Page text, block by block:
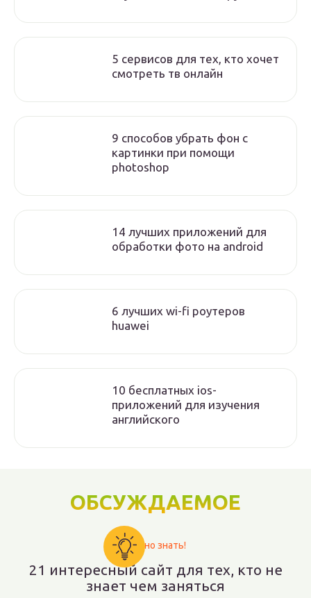
5 сервисов для тех, кто хочет
смотреть тв онлайн
9 способов убрать фон с
картинки при помощи
photoshop
14 лучших приложений для
обработки фото на android
6 лучших wi-fi роутеров
huawei
10 бесплатных ios-
приложений для изучения
английского
ОБСУЖДАЕМОЕ
Важно знать!
21 интересный сайт для тех, кто не
знает чем заняться